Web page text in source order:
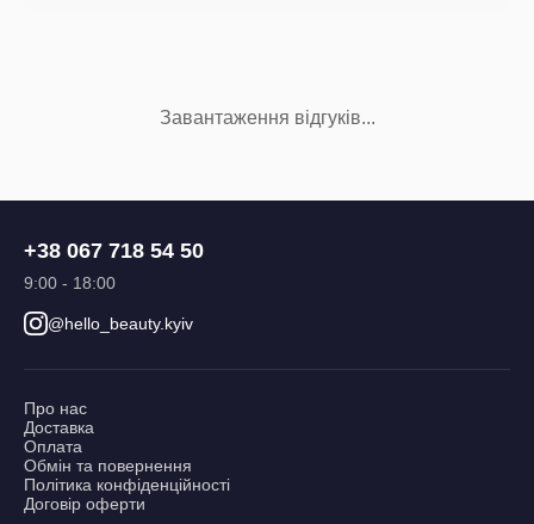
Завантаження відгуків...
+38 067 718 54 50
9:00 - 18:00
@hello_beauty.kyiv
Про нас
Доставка
Оплата
Обмін та повернення
Політика конфіденційності
Договір оферти